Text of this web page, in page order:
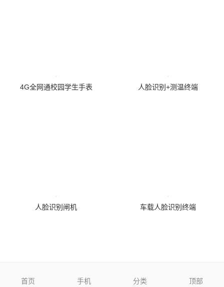
4G全网通校园学生手表 人脸识别+测温终端
人脸识别闸机 车载人脸识别终端
首页 手机 分类 顶部